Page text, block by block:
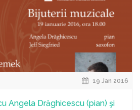
19 Jan 2016
Angela Drăghicescu (pian) şi